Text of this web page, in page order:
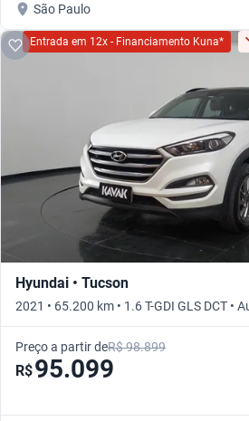
São Paulo
Entrada em 12x - Financiamento Kuna*
Hyundai • Tucson
2021 • 65.200 km • 1.6 T-GDI GLS DCT •
Preço a partir deR$ 98.899
R$95.099